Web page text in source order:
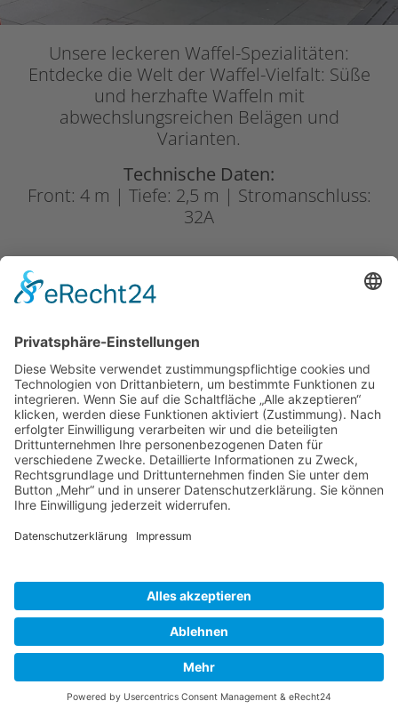
Unsere leckeren Waffel-Spezialitäten:
Entdecke die Welt der Waffel-Vielfalt: Süße
und herzhafte Waffeln mit
abwechslungsreichen Belägen und
Varianten.
Technische Daten:
Front: 4 m | Tiefe: 2,5 m | Stromanschluss:
32A
Was wäre ein Fest ohne frisch gebackene
Crepes? Der Klassiker mit süßem, herzhaften
oder beschwippsten Belag.